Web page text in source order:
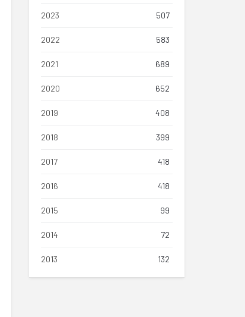
2023 507
2022 583
2021 689
2020 652
2019 408
2018 399
2017 418
2016 418
2015 99
2014 72
2013 132